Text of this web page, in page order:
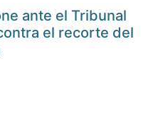
ante el Tribunal
el recorte del